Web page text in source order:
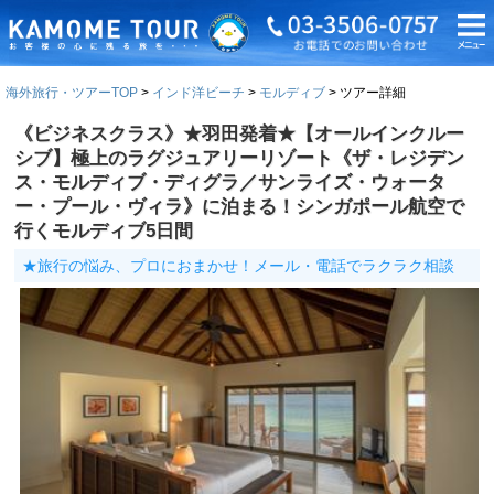
海外旅行・ツアーTOP インド洋ビーチ モルディブ ツアー詳細
《ビジネスクラス》★羽田発着★【オールインクルー
シブ】極上のラグジュアリーリゾート《ザ・レジデン
ス・モルディブ・ディグラ／サンライズ・ウォータ
ー・プール・ヴィラ》に泊まる！シンガポール航空で
行くモルディブ5日間
★旅行の悩み、プロにおまかせ！メール・電話でラクラク相談